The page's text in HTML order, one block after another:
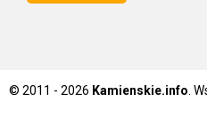
© 2011 - 2026 Kamienskie.info .